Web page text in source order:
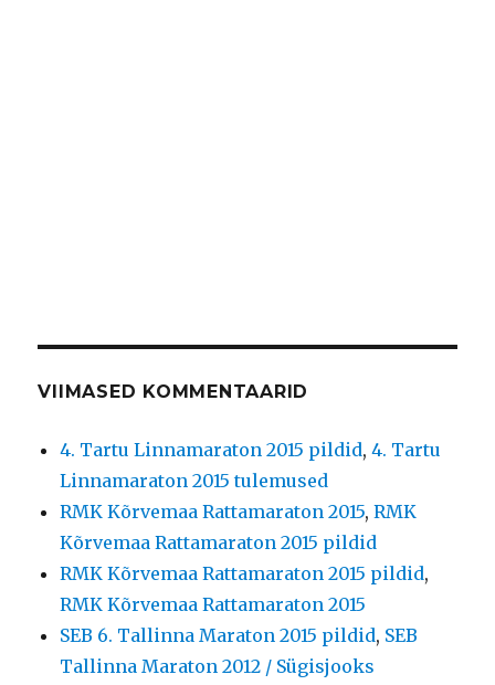
VIIMASED KOMMENTAARID
4. Tartu Linnamaraton 2015 pildid,4. Tartu
Linnamaraton 2015 tulemused
RMK Kõrvemaa Rattamaraton 2015,RMK
Kõrvemaa Rattamaraton 2015 pildid
RMK Kõrvemaa Rattamaraton 2015 pildid,
RMK Kõrvemaa Rattamaraton 2015
SEB 6. Tallinna Maraton 2015 pildid, SEB
Tallinna Maraton 2012 / Sügisjooks